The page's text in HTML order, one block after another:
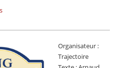
Organisateur :
Trajectoire